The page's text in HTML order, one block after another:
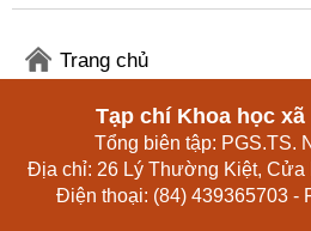
Trang chủ
Tạp chí Khoa học xã
Tổng biên tập: PGS.TS.
Địa chỉ: 26 Lý Thường Kiệt, Cửa
Điện thoại: (84) 439365703 -